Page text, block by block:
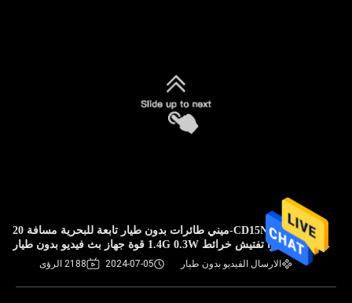
CD15NMT-ميني طائرات بدون طيار تابعة للبحرية مسافة 20
كيلومتراً تفتيش خرائط 1.4G 0.3W قوة جهاز بث فيديو بدون طيار
الارسال الفيديو بدون طيار 2024-07-05 2188 الرؤى